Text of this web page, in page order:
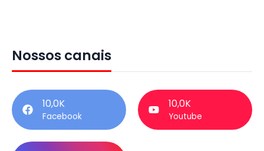
Nossos canais
10,0K
Facebook
10,0K
Youtube